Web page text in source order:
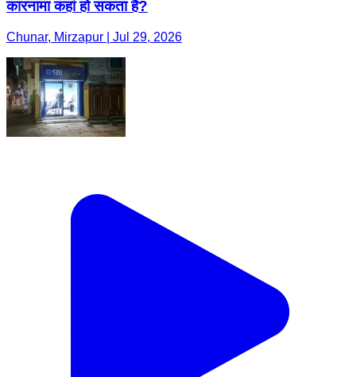
कारनामा कहां हो सकता है?
Chunar, Mirzapur | Jul 29, 2026